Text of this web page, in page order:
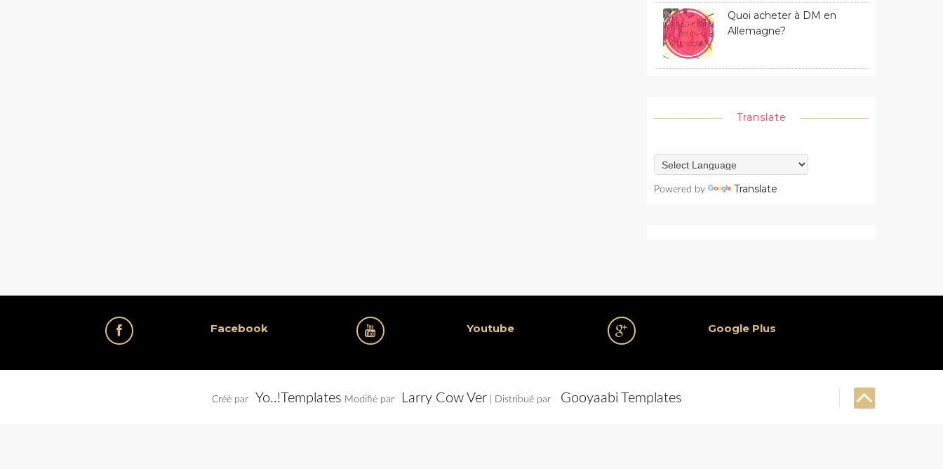
Quoi acheter à DM en
Allemagne?
Translate
Powered by Translate
Facebook Youtube Google Plus
Créé par Yo..!Templates Modifié par Larry Cow Ver| Distribué par Gooyaabi Templates